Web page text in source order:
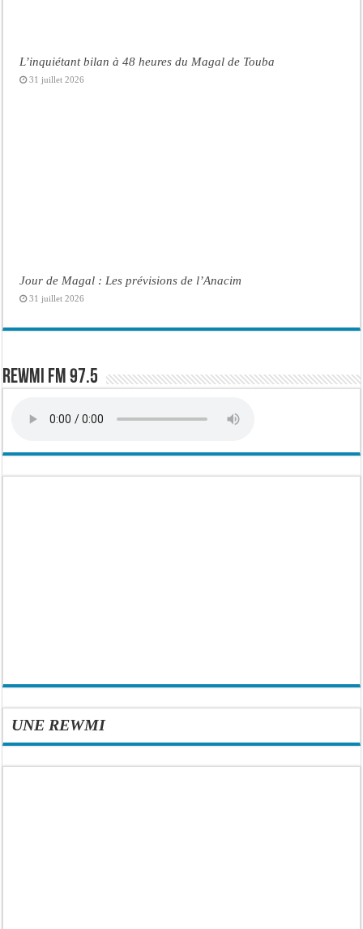
L’inquiétant bilan à 48 heures du Magal de Touba
31 juillet 2026
Jour de Magal : Les prévisions de l’Anacim
31 juillet 2026
Rewmi FM 97.5
UNE REWMI